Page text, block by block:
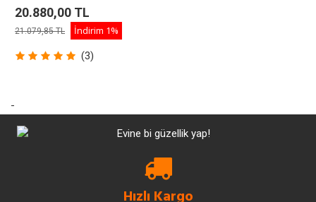
20.880,00 TL
21.079,85 TL İndirim 1%
(3)
-
Hızlı Kargo